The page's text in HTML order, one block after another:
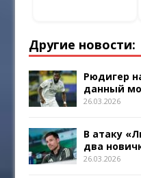
Другие новости:
Рюдигер
данный
26.03.2026
В атаку
два
26.03.2026